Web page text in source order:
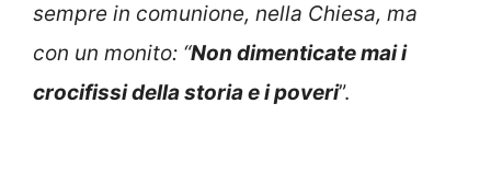
sempre in comunione, nella Chiesa, ma
con un monito: “Non dimenticate mai i
crocifissi della storia e i poveri”.